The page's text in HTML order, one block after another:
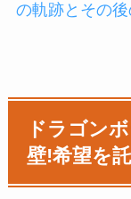
の軌跡とその後
ドラゴン
壁!希望を